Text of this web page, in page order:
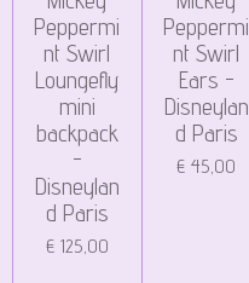
Peppermi
nt Swirl
Loungefly
mini
backpack
-
Disneylan
d Paris
€ 125,00
Peppermi
nt Swirl
Ears -
Disneylan
d Paris
€ 45,00